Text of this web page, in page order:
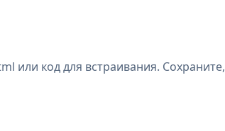
или код для встраивания. Сохраните,